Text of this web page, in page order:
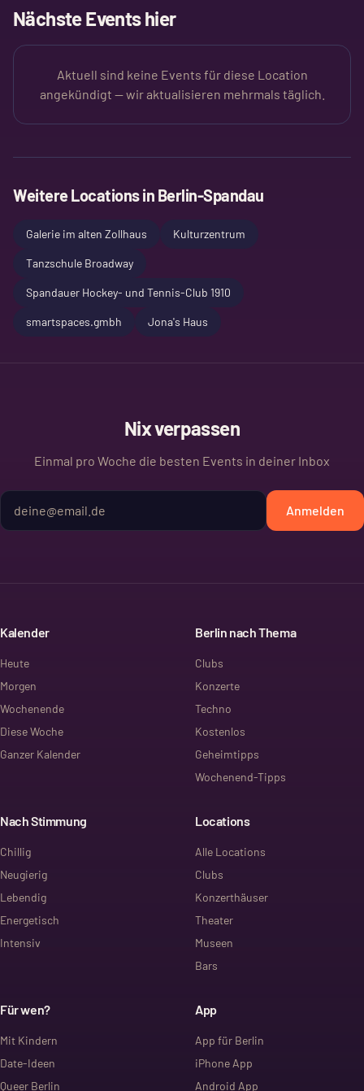
Nächste Events hier
Aktuell sind keine Events für diese Location
angekündigt — wir aktualisieren mehrmals täglich.
Weitere Locations in Berlin-Spandau
Galerie im alten Zollhaus Kulturzentrum
Tanzschule Broadway
Spandauer Hockey- und Tennis-Club 1910
smartspaces.gmbh Jona's Haus
Nix verpassen
Einmal pro Woche die besten Events in deiner Inbox
Anmelden
Kalender
Heute
Morgen
Wochenende
Diese Woche
Ganzer Kalender
Berlin nach Thema
Clubs
Konzerte
Techno
Kostenlos
Geheimtipps
Wochenend-Tipps
Nach Stimmung
Chillig
Neugierig
Lebendig
Energetisch
Intensiv
Locations
Alle Locations
Clubs
Konzerthäuser
Theater
Museen
Bars
Für wen?
Mit Kindern
Date-Ideen
Queer Berlin
App
App für Berlin
iPhone App
Android App